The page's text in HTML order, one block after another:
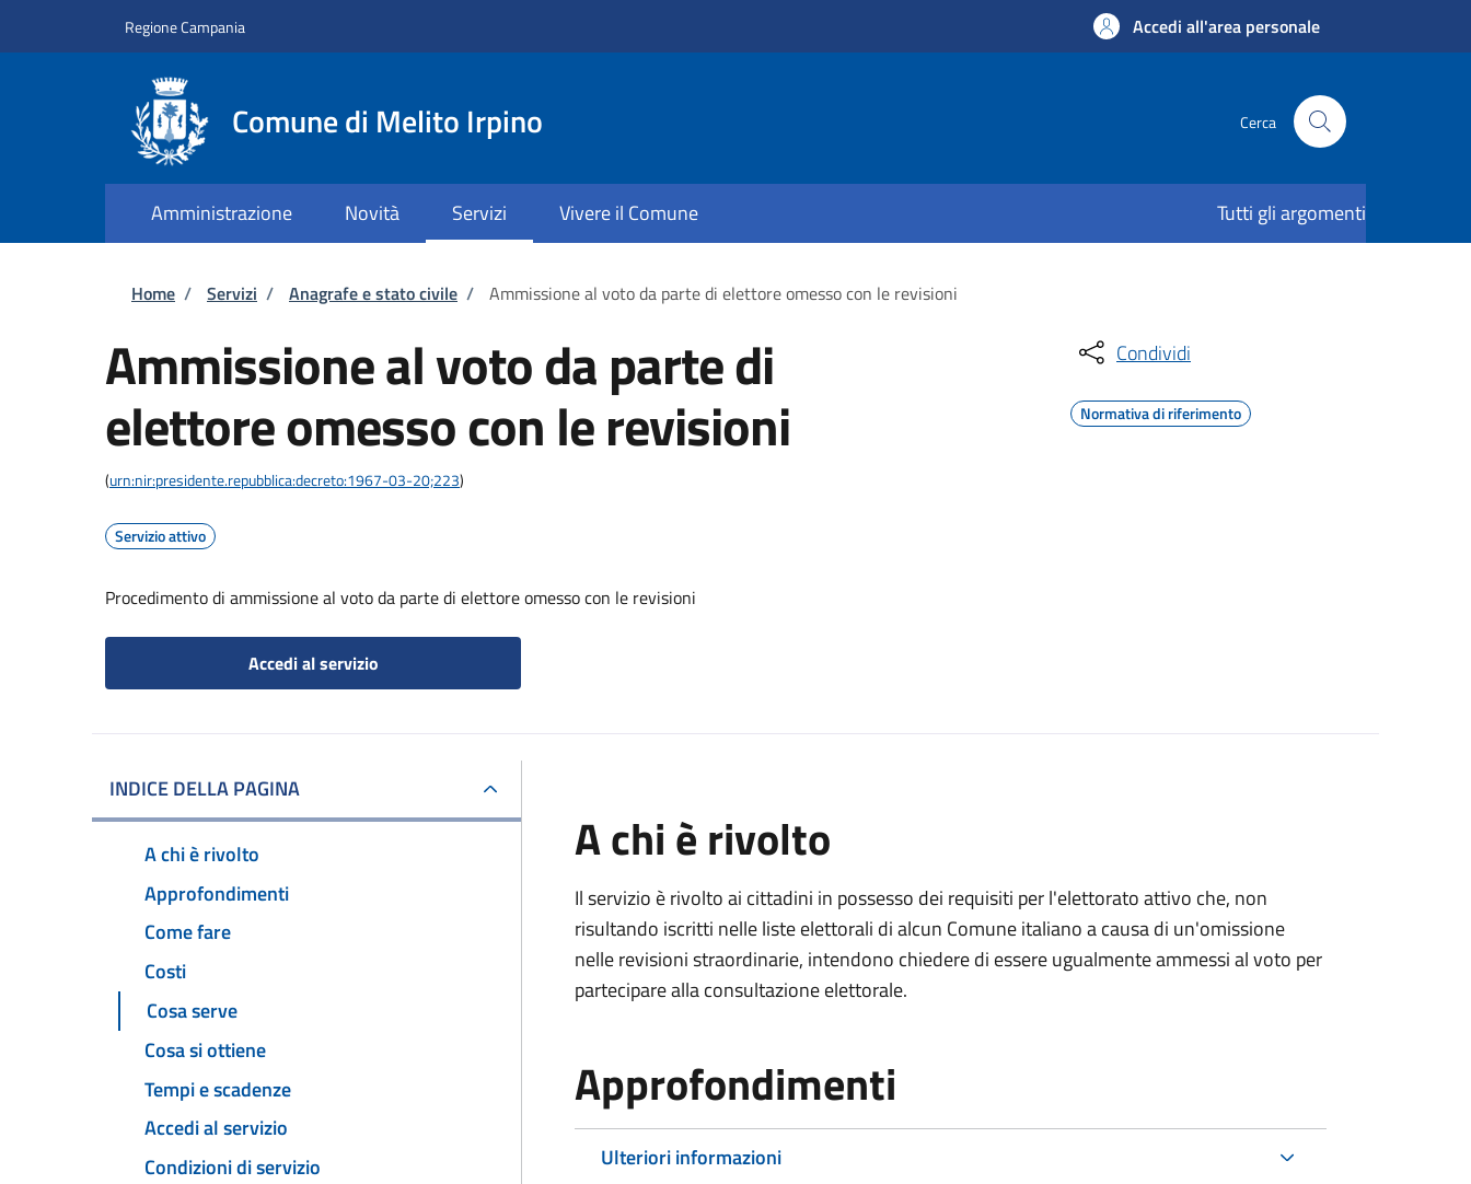
Regione Campania Accedi all'area personale
Comune di Melito Irpino Cerca
Amministrazione Novità Servizi Vivere il Comune Tutti gli argomenti
Briciole di pane
Home / Servizi / Anagrafe e stato civile / Ammissione al voto da parte di elettore omesso con le revisioni
Ammissione al voto da parte di
elettore omesso con le revisioni
(urn:nir:presidente.repubblica:decreto:1967-03-20;223)
Servizio attivo
Procedimento di ammissione al voto da parte di elettore omesso con le revisioni
Accedi al servizio
Condividi
Normativa di riferimento
INDICE DELLA PAGINA
A chi è rivolto
Approfondimenti
Come fare
Costi
Cosa serve
Cosa si ottiene
Tempi e scadenze
Accedi al servizio
Condizioni di servizio
A chi è rivolto
Il servizio è rivolto ai cittadini in possesso dei requisiti per l'elettorato attivo che, non
risultando iscritti nelle liste elettorali di alcun Comune italiano a causa di un'omissione
nelle revisioni straordinarie, intendono chiedere di essere ugualmente ammessi al voto per
partecipare alla consultazione elettorale.
Approfondimenti
Ulteriori informazioni